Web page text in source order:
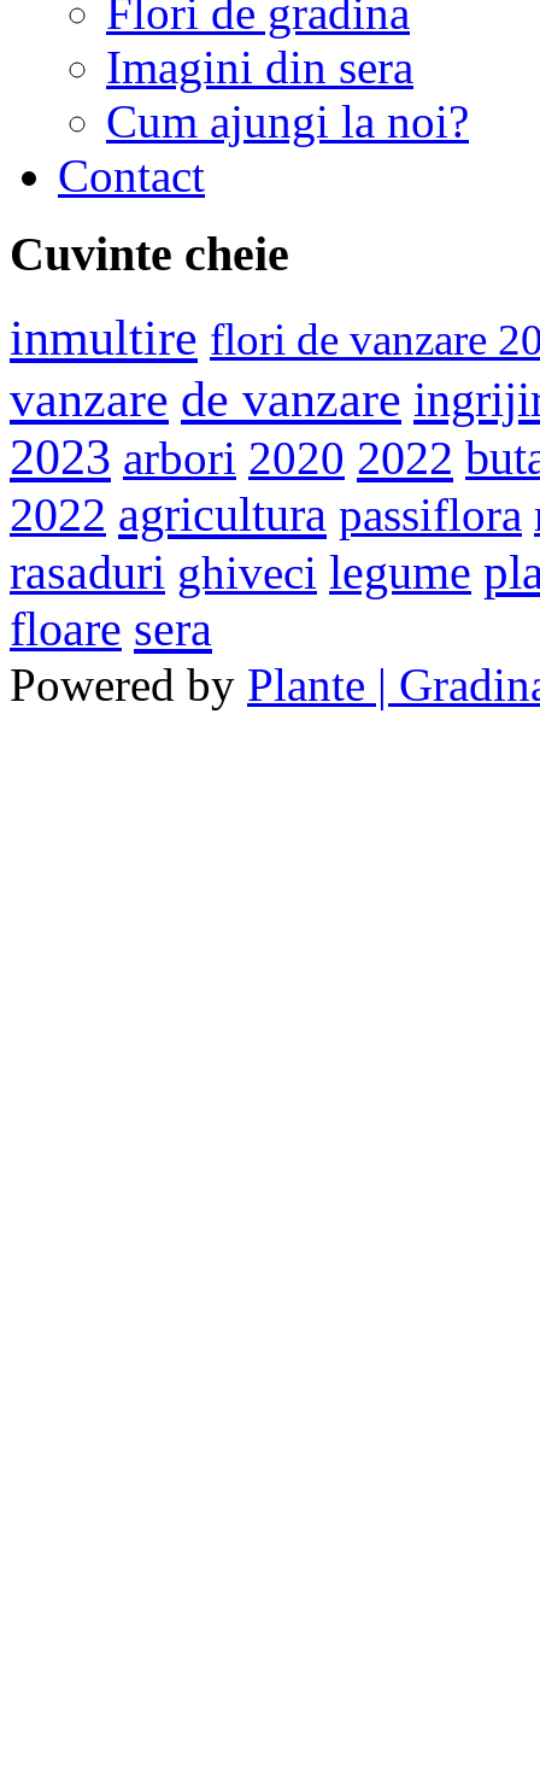
Flori de gradina
Imagini din sera
Cum ajungi la noi?
Contact
Cuvinte cheie
inmultire flori de vanzare
vanzare de vanzare
2023 arbori 2020 2022
2022 agricultura passiflora
rasaduri ghiveci legume
floare sera
Powered by Plante |